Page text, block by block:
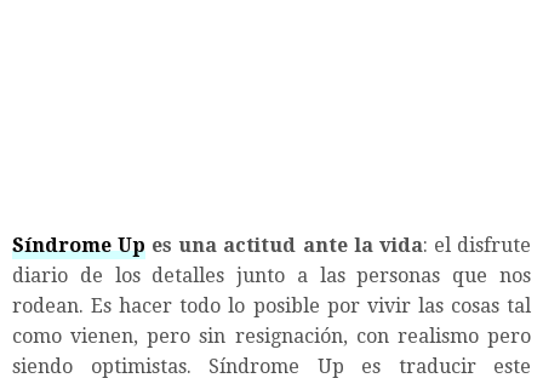
Síndrome Up es una actitud ante la vida: el disfrute
diario de los detalles junto a las personas que nos
rodean. Es hacer todo lo posible por vivir las cosas tal
como vienen, pero sin resignación, con realismo pero
siendo optimistas. Síndrome Up es traducir este